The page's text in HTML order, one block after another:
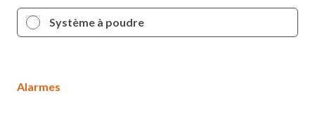
Système à poudre
Alarmes